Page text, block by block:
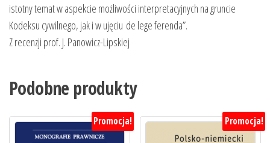
istotny temat w aspekcie możliwości interpretacyjnych na gruncie
Kodeksu cywilnego, jak i w ujęciu de lege ferenda”.
Z recenzji prof. J. Panowicz-Lipskiej
Podobne produkty
Promocja! Promocja!